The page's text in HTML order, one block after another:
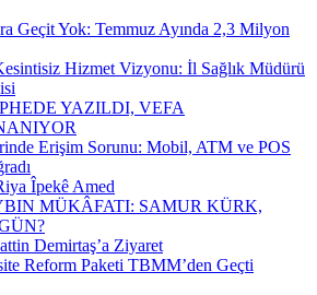
Geçit Yok: Temmuz Ayında 2,3 Milyon
Hizmet Vizyonu: İl Sağlık Müdürü
YAZILDI, VEFA
Erişim Sorunu: Mobil, ATM ve POS
Îpekê Amed
MÜKÂFATI: SAMUR KÜRK,
Demirtaş’a Ziyaret
Reform Paketi TBMM’den Geçti